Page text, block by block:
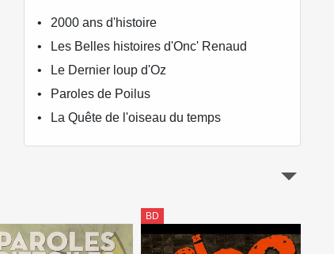
2000 ans d'histoire
Les Belles histoires d'Onc' Renaud
Le Dernier loup d'Oz
Paroles de Poilus
La Quête de l'oiseau du temps
BD